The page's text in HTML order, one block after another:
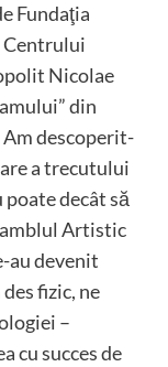
Fundaţia
Centrului
Nicolae
din
descoperit-
a trecutului
decât să
Artistic
au devenit
fizic, ne
–
cu succes de